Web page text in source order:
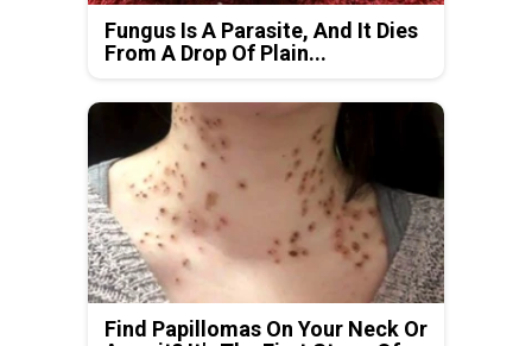
Fungus Is A Parasite, And It Dies
From A Drop Of Plain...
Find Papillomas On Your Neck Or